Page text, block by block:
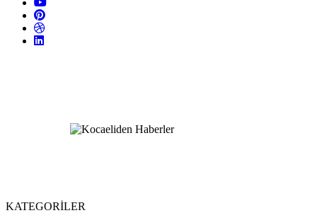
KATEGORİLER